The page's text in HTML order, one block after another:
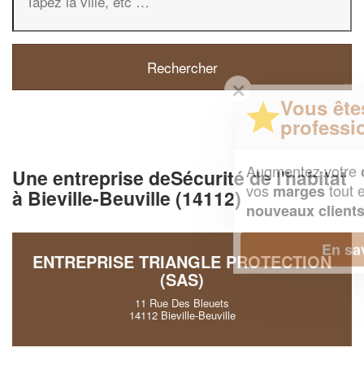
Une entreprise deSécurité de l'habitat
à Bieville-Beuville (14112)
ENTREPRISE TRIANGLE PROTECTION
(SAS)
11 Rue Des Bleuets
14112 Bieville-Beuville
✕
Vous êtes un
professionnel ?
Augmentez votrechiffre d'affaireset
vosmargestout en gagnant de
nouveaux clients!